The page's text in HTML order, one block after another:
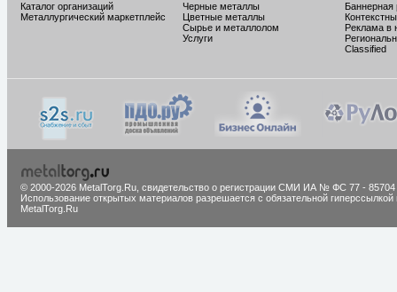
Каталог организаций
Металлургический маркетплейс
Черные металлы
Цветные металлы
Сырье и металлолом
Услуги
Баннерная
Реклама в
Classified
© 2000-2026 MetalTorg.Ru, cвидетельство о регистрации СМИ ИА № ФС 77 - 85704
Использование открытых материалов разрешается с обязательной гиперссылкой
MetalTorg.Ru